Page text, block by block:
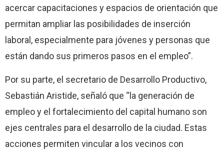
acercar capacitaciones y espacios de orientación que
permitan ampliar las posibilidades de inserción
laboral, especialmente para jóvenes y personas que
están dando sus primeros pasos en el empleo”.
Por su parte, el secretario de Desarrollo Productivo,
Sebastián Aristide, señaló que “la generación de
empleo y el fortalecimiento del capital humano son
ejes centrales para el desarrollo de la ciudad. Estas
acciones permiten vincular a los vecinos con